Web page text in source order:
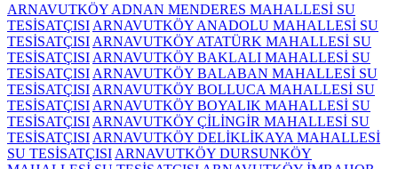
ARNAVUTKÖY ADNAN MENDERES MAHALLESİ SU
TESİSATÇISI ARNAVUTKÖY ANADOLU MAHALLESİ SU
TESİSATÇISI ARNAVUTKÖY ATATÜRK MAHALLESİ SU
TESİSATÇISI ARNAVUTKÖY BAKLALI MAHALLESİ SU
TESİSATÇISI ARNAVUTKÖY BALABAN MAHALLESİ SU
TESİSATÇISI ARNAVUTKÖY BOLLUCA MAHALLESİ SU
TESİSATÇISI ARNAVUTKÖY BOYALIK MAHALLESİ SU
TESİSATÇISI ARNAVUTKÖY ÇİLİNGİR MAHALLESİ SU
TESİSATÇISI ARNAVUTKÖY DELİKLİKAYA MAHALLESİ
SU TESİSATÇISI ARNAVUTKÖY DURSUNKÖY